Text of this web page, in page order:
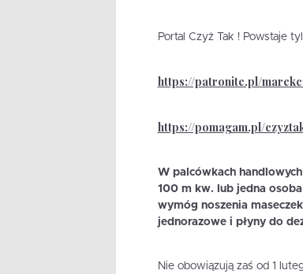
Portal Czyż Tak ! Powstaje
https://patronite.pl/
https://pomagam.pl/
W palcówkach
100 m kw. lub jedna
wymóg noszenia
jednorazowe i płyny do
Nie obowiązują zaś od 1